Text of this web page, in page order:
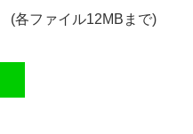
(各ファイル12MBまで)